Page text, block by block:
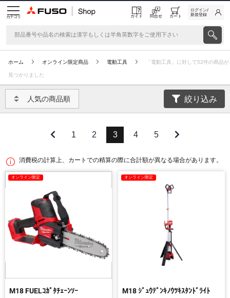
カテゴリ ガイド 問合せ カート
ログイン/
新規登録
ホーム オンライン限定商品 電動工具 「電動工具」に対して52件の商品が
見つかりました
人気の商品順 絞り込み
1 2 3 4 5
消費税の計算上、カートでの精算の際に合計額が異なる場合があります。
オンライン限定
M18 FUELｺｶﾞﾀﾁｪｰﾝｿｰ
オンライン限定
M18 ｼﾞｭｳﾃﾞﾝｷﾉｳﾂｷｽﾀﾝﾄﾞﾗｲﾄ